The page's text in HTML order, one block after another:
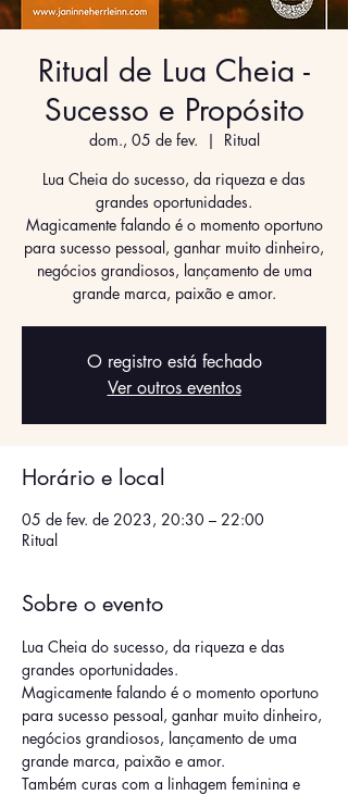
Ritual de Lua Cheia -
Sucesso e Propósito
dom., 05 de fev.
  |
Ritual
Lua Cheia do sucesso, da riqueza e das
grandes oportunidades.
Magicamente falando é o momento oportuno
para sucesso pessoal, ganhar muito dinheiro,
negócios grandiosos, lançamento de uma
grande marca, paixão e amor.
O registro está fechado
Ver outros eventos
Horário e local
05 de fev. de 2023, 20:30 – 22:00
Ritual
Sobre o evento
Lua Cheia do sucesso, da riqueza e das
grandes oportunidades.
Magicamente falando é o momento oportuno
para sucesso pessoal, ganhar muito dinheiro,
negócios grandiosos, lançamento de uma
grande marca, paixão e amor.
Também curas com a linhagem feminina e